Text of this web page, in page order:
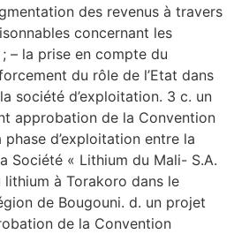
des revenus à travers
concernant les
– la prise en compte du
du rôle de l’Etat dans
société d’exploitation. 3 c. un
approbation de la Convention
phase d’exploitation entre la
Société « Lithium du Mali- S.A.
lithium à Torakoro dans le
de Bougouni. d. un projet
de la Convention